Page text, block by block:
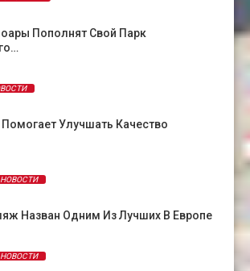
Пополнят Свой Парк
Улучшать Качество
НОВОСТИ
Назван Одним Из Лучших В Европе
НОВОСТИ